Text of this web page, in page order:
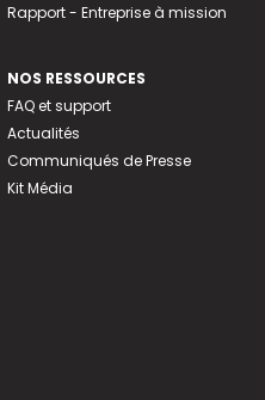
Rapport - Entreprise à mission
NOS RESSOURCES
FAQ et support
Actualités
Communiqués de Presse
Kit Média